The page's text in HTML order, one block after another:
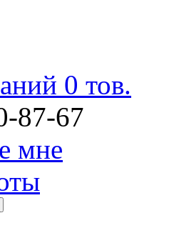
0 тов.
87-67
мне